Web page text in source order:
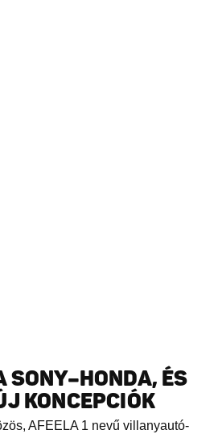
SONY–HONDA, ÉS
KONCEPCIÓK
AFEELA 1 nevű villanyautó-